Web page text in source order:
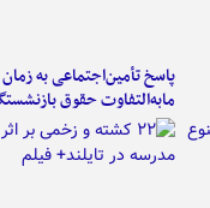
پاسخ تأمین‌اجتماعی به
مابه‌التفاوت حقوق